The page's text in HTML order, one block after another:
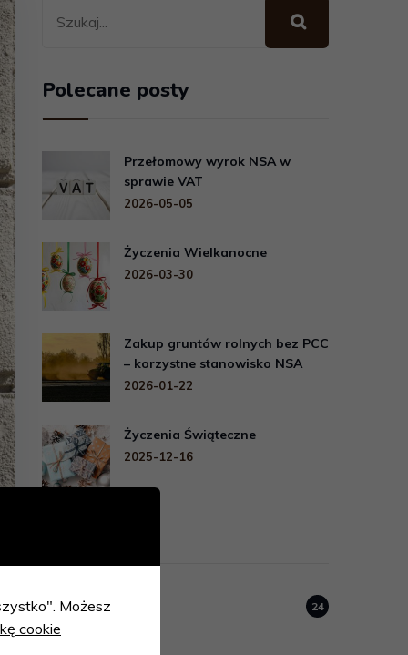
Polecane posty
Przełomowy wyrok NSA w
sprawie VAT
2026-05-05
Życzenia Wielkanocne
2026-03-30
Zakup gruntów rolnych bez PCC
– korzystne stanowisko NSA
2026-01-22
Życzenia Świąteczne
2025-12-16
Bez kategorii 24
Możesz
cookie